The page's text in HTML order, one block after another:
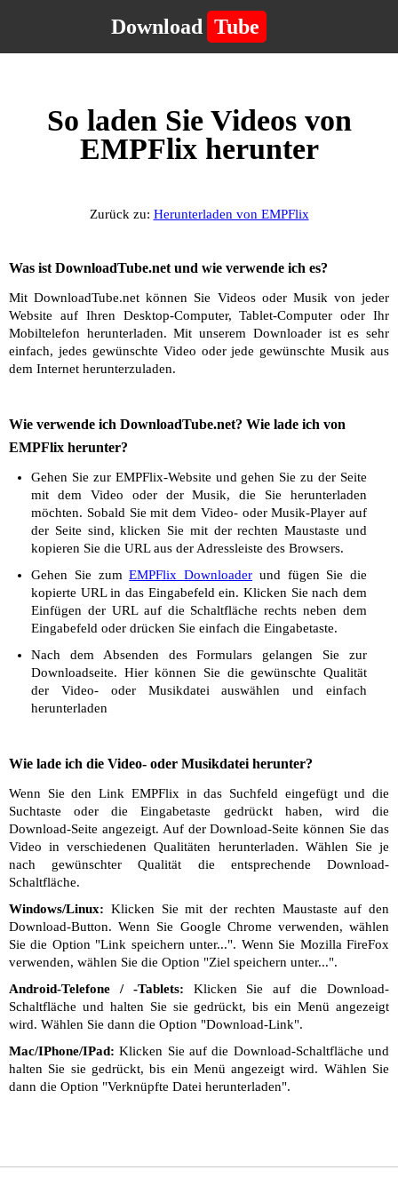
Download Tube
So laden Sie Videos von
EMPFlix herunter
Zurück zu: Herunterladen von EMPFlix
Was ist DownloadTube.net und wie verwende ich es?
Mit DownloadTube.net können Sie Videos oder Musik von jeder
Website auf Ihren Desktop-Computer, Tablet-Computer oder Ihr
Mobiltelefon herunterladen. Mit unserem Downloader ist es sehr
einfach, jedes gewünschte Video oder jede gewünschte Musik aus
dem Internet herunterzuladen.
Wie verwende ich DownloadTube.net? Wie lade ich von
EMPFlix herunter?
Gehen Sie zur EMPFlix-Website und gehen Sie zu der Seite
mit dem Video oder der Musik, die Sie herunterladen
möchten. Sobald Sie mit dem Video- oder Musik-Player auf
der Seite sind, klicken Sie mit der rechten Maustaste und
kopieren Sie die URL aus der Adressleiste des Browsers.
Gehen Sie zumEMPFlix Downloader und fügen Sie die
kopierte URL in das Eingabefeld ein. Klicken Sie nach dem
Einfügen der URL auf die Schaltfläche rechts neben dem
Eingabefeld oder drücken Sie einfach die Eingabetaste.
Nach dem Absenden des Formulars gelangen Sie zur
Downloadseite. Hier können Sie die gewünschte Qualität
der Video- oder Musikdatei auswählen und einfach
herunterladen
Wie lade ich die Video- oder Musikdatei herunter?
Wenn Sie den Link EMPFlix in das Suchfeld eingefügt und die
Suchtaste oder die Eingabetaste gedrückt haben, wird die
Download-Seite angezeigt. Auf der Download-Seite können Sie das
Video in verschiedenen Qualitäten herunterladen. Wählen Sie je
nach gewünschter Qualität die entsprechende Download-
Schaltfläche.
Windows/Linux: Klicken Sie mit der rechten Maustaste auf den
Download-Button. Wenn Sie Google Chrome verwenden, wählen
Sie die Option "Link speichern unter...". Wenn Sie Mozilla FireFox
verwenden, wählen Sie die Option "Ziel speichern unter...".
Android-Telefone / -Tablets: Klicken Sie auf die Download-
Schaltfläche und halten Sie sie gedrückt, bis ein Menü angezeigt
wird. Wählen Sie dann die Option "Download-Link".
Mac/IPhone/IPad: Klicken Sie auf die Download-Schaltfläche und
halten Sie sie gedrückt, bis ein Menü angezeigt wird. Wählen Sie
dann die Option "Verknüpfte Datei herunterladen".